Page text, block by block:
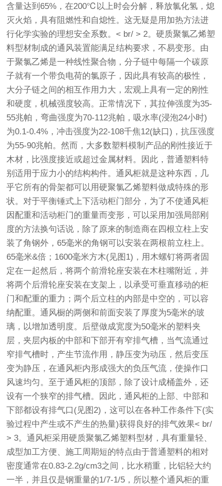
含量达到65%，在200℃以上时会分解，释放氯化氢，熄
灭火焰，具有阻燃性和自熄性。这无疑是用加热方法进
行化学实验的理想安全系数。< br/ > 2。硬质聚氯乙烯塑
料型材制成的通风装置能满足结构要求，不易变形。由
于聚氯乙烯是一种线性聚合物，分子链中每隔一个碳原
子就有一个带负电荷的氯原子，因此具有较高的极性，
大分子链之间的相互作用力大，宏观上具有一定的刚性
和硬度，机械强度较高。正常情况下，其拉伸强度为35-
55兆帕，弯曲强度为70-112兆帕，吸水率(浸泡24小时)
为0.1-0.4%，冲击强度为22-108千焦12(缺口)，抗压强度
为55-90兆帕。然而，大多数塑料模制产品的刚性接近于
木材，比强度接近或超过金属材料。因此，普通塑料特
别适用于应力小的结构构件。通风柜就是这种东西，几
乎它所有的骨架都可以用硬聚氯乙烯塑料做成特殊的形
状。对于平衡锤式上下活动柜门部分，为了不使通风柜
因配重和活动柜门的重量而变形，可以采用加强局部刚
度的方法换句话说，除了原来的制造商在四根立柱上安
装了角钢外，65毫米的角钢可以安装在两根前立柱上。
65毫米&倍；1600毫米方木(见图1)，用木螺钉将两者固
定在一起然后，将两个前滑轮座安装在木柱嘴附近，并
将两个后滑轮座安装在支架上，以承受可垂直移动的柜
门和配重的重力；两个后立柱的内部是中空的，可以容
纳配重。通风橱的两侧和前面安装了厚度为5毫米的玻
璃，以增加透明度。后壁做成宽度为50毫米的塑料夹
层，夹层内板的中部和下部开有窄排气槽，当气流通过
窄排气槽时，产生节流作用，静压变为动压，然后变压
变为静压，在通风柜内形成强大的负压气流，使操作口
风速均匀。至于通风柜的顶部，除了设计成桶盖外，还
设有一个狭窄的排气槽。因此，通风柜的上部、中部和
下部都设有排气口(见图2)，这可以在各种工作条件下(实
验过程中产生或不产生的热量)获得良好的排气效果< br/
> 3。通风柜采用硬质聚氯乙烯塑料型材，具有重量轻、
成型加工方便、施工周期短的特点由于普通塑料的相对
密度通常在0.83-2.2g/cm3之间，比水稍重，比铝轻大约
一半，并且仅是钢重量的1/7-1/5，所以整个通风柜的重